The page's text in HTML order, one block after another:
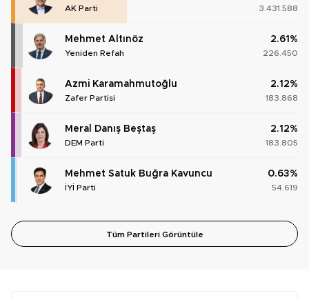
AK Parti 3.431.588
Mehmet Altınöz
Yeniden Refah
2.61%
226.450
Azmi Karamahmutoğlu
Zafer Partisi
2.12%
183.868
Meral Danış Beştaş
DEM Parti
2.12%
183.805
Mehmet Satuk Buğra Kavuncu
İYİ Parti
0.63%
54.619
Tüm Partileri Görüntüle